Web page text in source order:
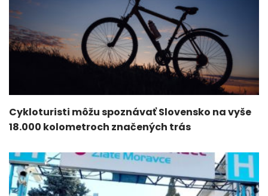
Cykloturisti môžu spoznávať Slovensko na vyše
18.000 kolometroch značených trás